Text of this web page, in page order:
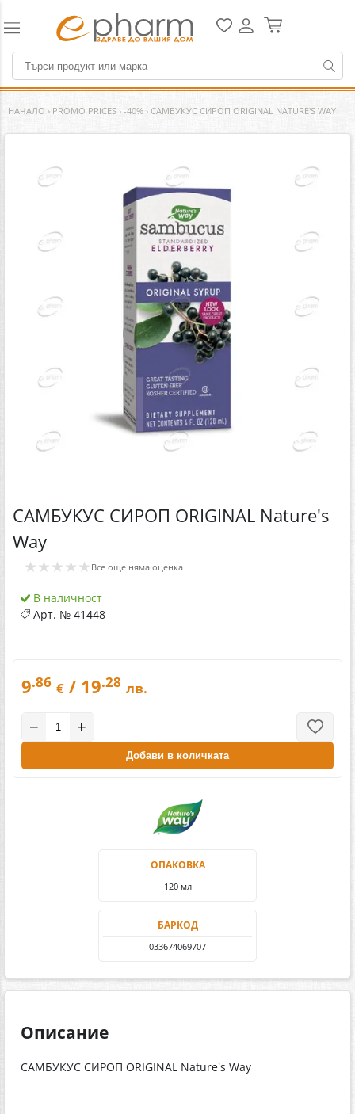
НАЧАЛО › PROMO PRICES › -40% › САМБУКУС СИРОП ORIGINAL NATURE'S WAY
САМБУКУС СИРОП ORIGINAL Nature's
Way
★★★★★ Все още няма оценка
В наличност
Арт. № 41448
9.86 € / 19.28 лв.
− +
Добави в количката
ОПАКОВКА
120 мл
БАРКОД
033674069707
Описание
САМБУКУС СИРОП ORIGINAL Nature's Way